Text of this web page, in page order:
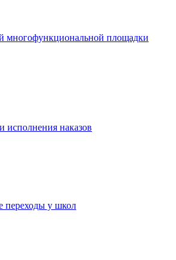
многофункциональной площадки
исполнения наказов
переходы у школ